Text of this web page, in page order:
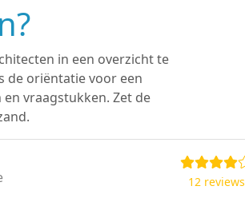
in een overzicht te
de oriëntatie voor een
vraagstukken. Zet de
12 reviews